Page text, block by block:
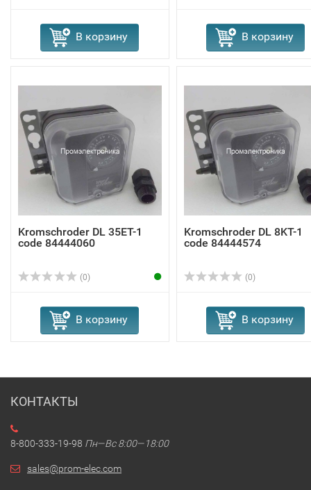
В корзину В корзину
Kromschroder DL 35ET-1
code 84444060
(0)
В корзину
Kromschroder DL 8KT-1
code 84444574
(0)
В корзину
КОНТАКТЫ
8-800-333-19-98 Пн—Вс 8:00—18:00
sales@prom-elec.com